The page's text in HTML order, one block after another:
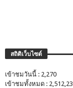
สถิติเว็บไซต์
เข้าชมวันนี้ : 2,270
เข้าชมทั้งหมด :